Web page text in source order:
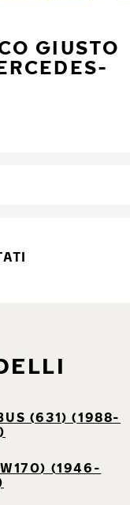
GIUSTO
(631) (1988-
(1946-